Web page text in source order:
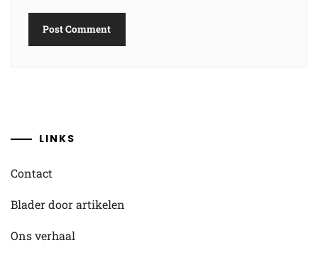
LINKS
Contact
Blader door artikelen
Ons verhaal